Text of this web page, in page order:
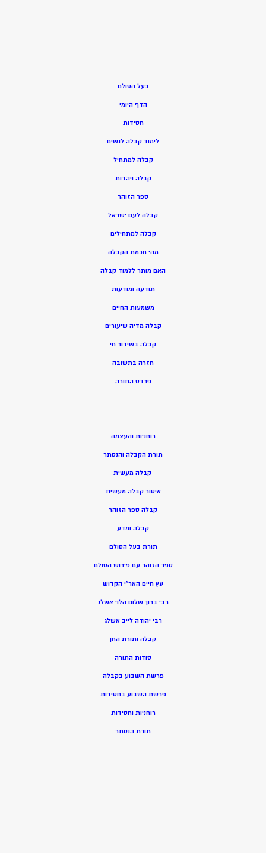
בעל הסולם
הדף היומי
חסידות
לימוד קבלה לנשים
קבלה למתחיל
קבלה ויהדות
ספר הזוהר
קבלה לעם ישראל
קבלה למתחילים
מהי חכמת הקבלה
האם מותר ללמוד קבלה
תודעה ומודעות
משמעות החיים
קבלה מדיה שיעורים
קבלה בשידור חי
חזרה בתשובה
פרדס התורה
רוחניות והעצמה
תורת הקבלה והנסתר
קבלה מעשית
איסור קבלה מעשית
קבלה ספר הזוהר
קבלה ומדע
תורת בעל הסולם
ספר הזוהר עם פירוש הסולם
עץ חיים האר”י הקדוש
רבי ברוך שלום הלוי אשלג
רבי יהודה לייב אשלג
קבלה ותורת החן
סודות התורה
פרשת השבוע בקבלה
פרשת השבוע בחסידות
רוחניות וחסידות
תורת הנסתר